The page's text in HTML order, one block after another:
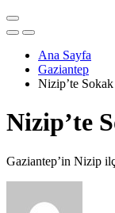
Ana Sayfa
Gaziantep
Nizip’te
Nizip’te
Gaziantep’in Nizip